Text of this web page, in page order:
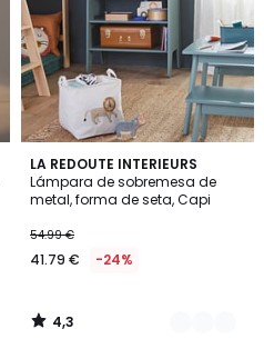
LA REDOUTE INTERIEURS
Lámpara de sobremesa de
metal, forma de seta, Capi
54.99 €
41.79 € -24%
4,3
/ 5
4
Colores
4,3
/